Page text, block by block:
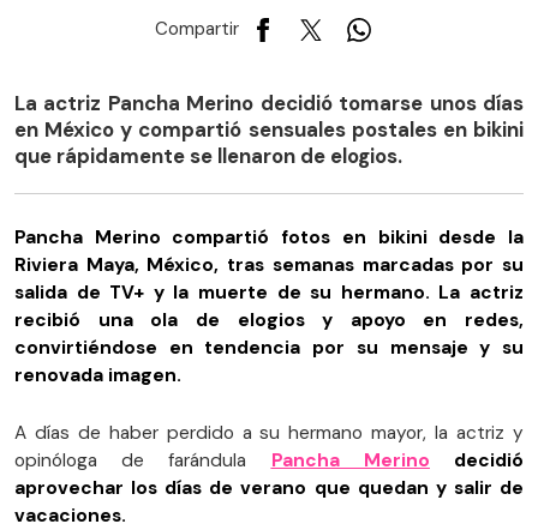
Compartir
La actriz Pancha Merino decidió tomarse unos días
en México y compartió sensuales postales en bikini
que rápidamente se llenaron de elogios.
Pancha Merino compartió fotos en bikini desde la
Riviera Maya, México, tras semanas marcadas por su
salida de TV+ y la muerte de su hermano. La actriz
recibió una ola de elogios y apoyo en redes,
convirtiéndose en tendencia por su mensaje y su
renovada imagen.
A días de haber perdido a su hermano mayor, la actriz y
opinóloga de farándula Pancha Merino
decidió
aprovechar los días de verano que quedan y salir de
vacaciones.